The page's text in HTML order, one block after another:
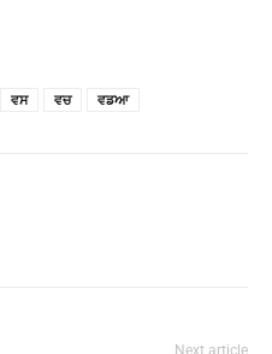
ਵਸ ਵਚ ਵਡਆ
Next article